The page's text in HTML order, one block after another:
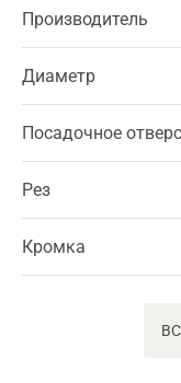
Производитель
Диаметр
Посадочное
Рез
Кромка